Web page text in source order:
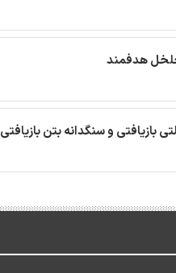
هدفمند
بازیافتی و سنگدانه بتن بازیافتی